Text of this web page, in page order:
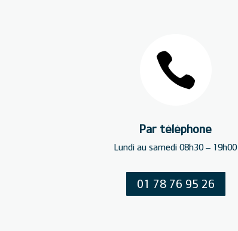

Par téléphone
Lundi au samedi 08h30 – 19h00
01 78 76 95 26